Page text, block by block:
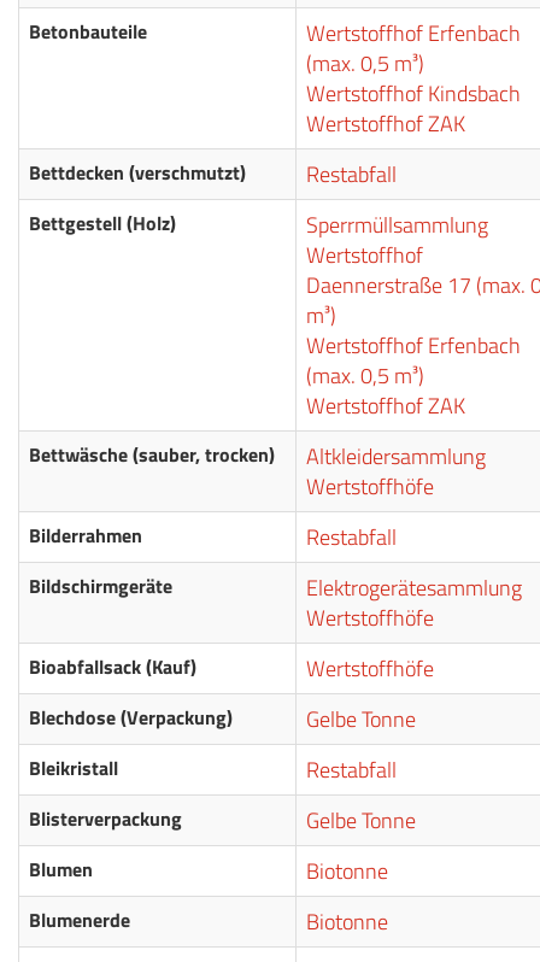
Betonbauteile
Wertstoffhof Erfenbach
(max. 0,5 m³)
Wertstoffhof Kindsbach
Wertstoffhof ZAK
Bettdecken (verschmutzt) Restabfall
Bettgestell (Holz)
Sperrmüllsammlung
Wertstoffhof
Daennerstraße 17 (max.
m³)
Wertstoffhof Erfenbach
(max. 0,5 m³)
Wertstoffhof ZAK
Bettwäsche (sauber, trocken)
Altkleidersammlung
Wertstoffhöfe
Bilderrahmen Restabfall
Bildschirmgeräte
Elektrogerätesammlung
Wertstoffhöfe
Bioabfallsack (Kauf) Wertstoffhöfe
Blechdose (Verpackung) Gelbe Tonne
Bleikristall Restabfall
Blisterverpackung Gelbe Tonne
Blumen Biotonne
Blumenerde Biotonne